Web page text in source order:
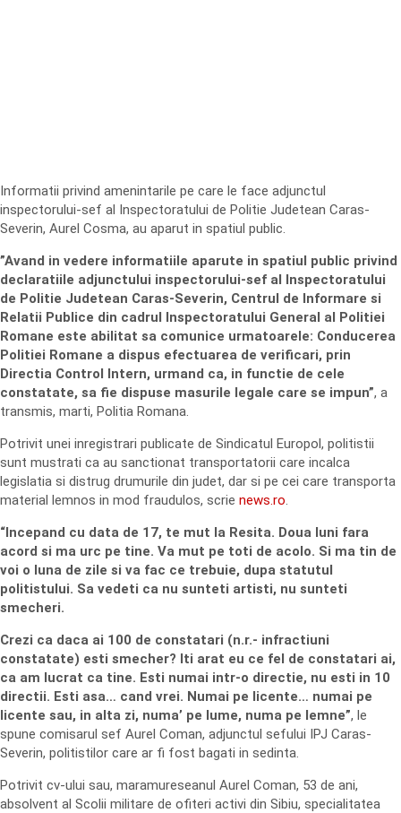
Informatii privind amenintarile pe care le face adjunctul
inspectorului-sef al Inspectoratului de Politie Judetean Caras-
Severin, Aurel Cosma, au aparut in spatiul public.
”Avand in vedere informatiile aparute in spatiul public privind
declaratiile adjunctului inspectorului-sef al Inspectoratului
de Politie Judetean Caras-Severin, Centrul de Informare si
Relatii Publice din cadrul Inspectoratului General al Politiei
Romane este abilitat sa comunice urmatoarele: Conducerea
Politiei Romane a dispus efectuarea de verificari, prin
Directia Control Intern, urmand ca, in functie de cele
constatate, sa fie dispuse masurile legale care se impun”, a
transmis, marti, Politia Romana.
Potrivit unei inregistrari publicate de Sindicatul Europol, politistii
sunt mustrati ca au sanctionat transportatorii care incalca
legislatia si distrug drumurile din judet, dar si pe cei care transporta
material lemnos in mod fraudulos, scrie news.ro.
“Incepand cu data de 17, te mut la Resita. Doua luni fara
acord si ma urc pe tine. Va mut pe toti de acolo. Si ma tin de
voi o luna de zile si va fac ce trebuie, dupa statutul
politistului. Sa vedeti ca nu sunteti artisti, nu sunteti
smecheri.
Crezi ca daca ai 100 de constatari (n.r.- infractiuni
constatate) esti smecher? Iti arat eu ce fel de constatari ai,
ca am lucrat ca tine. Esti numai intr-o directie, nu esti in 10
directii. Esti asa… cand vrei. Numai pe licente… numai pe
licente sau, in alta zi, numa’ pe lume, numa pe lemne”, le
spune comisarul sef Aurel Coman, adjunctul sefului IPJ Caras-
Severin, politistilor care ar fi fost bagati in sedinta.
Potrivit cv-ului sau, maramureseanul Aurel Coman, 53 de ani,
absolvent al Scolii militare de ofiteri activi din Sibiu, specialitatea